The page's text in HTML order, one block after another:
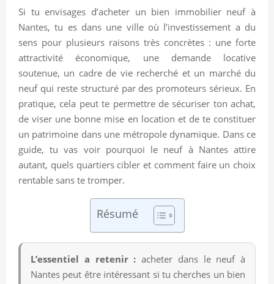
Si tu envisages d’acheter un bien immobilier neuf à
Nantes, tu es dans une ville où l’investissement a du
sens pour plusieurs raisons très concrètes : une forte
attractivité économique, une demande locative
soutenue, un cadre de vie recherché et un marché du
neuf qui reste structuré par des promoteurs sérieux. En
pratique, cela peut te permettre de sécuriser ton achat,
de viser une bonne mise en location et de te constituer
un patrimoine dans une métropole dynamique. Dans ce
guide, tu vas voir pourquoi le neuf à Nantes attire
autant, quels quartiers cibler et comment faire un choix
rentable sans te tromper.
Résumé
L’essentiel a retenir : acheter dans le neuf à
Nantes peut être intéressant si tu cherches un bien